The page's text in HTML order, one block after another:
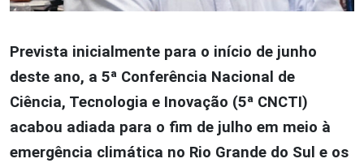
Prevista inicialmente para o início de junho
deste ano, a 5ª Conferência Nacional de
Ciência, Tecnologia e Inovação (5ª CNCTI)
acabou adiada para o fim de julho em meio à
emergência climática no Rio Grande do Sul e os